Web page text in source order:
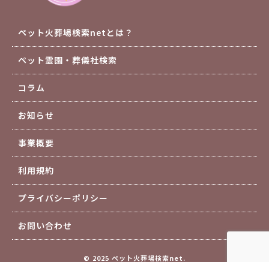
ペット火葬場検索netとは？
ペット霊園・葬儀社検索
コラム
お知らせ
事業概要
利用規約
プライバシーポリシー
お問い合わせ
© 2025 ペット火葬場検索net.